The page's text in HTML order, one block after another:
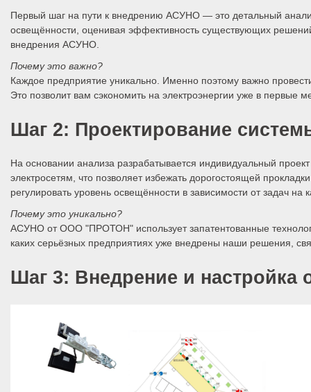
Первый шаг на пути к внедрению АСУНО — это детальный
освещённости, оценивая эффективность существующих
внедрения АСУНО.
Почему это важно?
Каждое предприятие уникально. Именно поэтому важно
Это позволит вам сэкономить на электроэнергии уже в первые
Шаг 2: Проектирование
На основании анализа разрабатывается индивидуальный
электросетям, что позволяет избежать дорогостоящей
регулировать уровень освещённости в зависимости от задач на
Почему это уникально?
АСУНО от ООО "ПРОТОН" использует запатентованные
каких серьёзных предприятиях уже внедрены наши решения,
Шаг 3: Внедрение и настройка